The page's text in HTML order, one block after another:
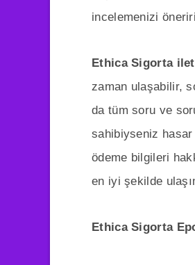
incelemenizi
Ethica Sigorta
zaman ulaşabilir,
da tüm soru ve
sahibiyseniz
ödeme bilgileri
en iyi şekilde
Ethica Sigorta